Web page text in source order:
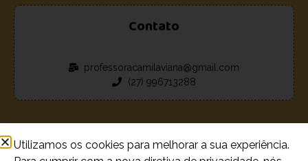
Contato
professoracamilaviana@gmail.com
(27) 996713288
Utilizamos os cookies para melhorar a sua experiência.